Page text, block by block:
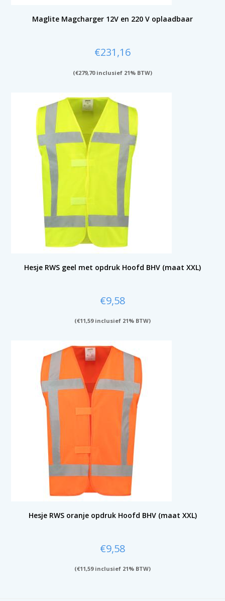
Maglite Magcharger 12V en 220 V oplaadbaar
€231,16
(€279,70inclusief 21% BTW)
Hesje RWS geel met opdruk Hoofd BHV (maat XXL)
€9,58
(€11,59inclusief 21% BTW)
Hesje RWS oranje opdruk Hoofd BHV (maat XXL)
€9,58
(€11,59inclusief 21% BTW)